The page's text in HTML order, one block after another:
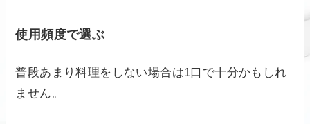
使用頻度で選ぶ
普段あまり料理をしない場合は1口で十分かもしれ
ません。